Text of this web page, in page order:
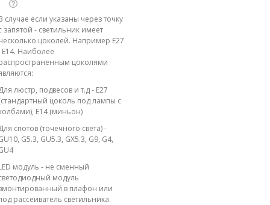
случае если указаны через точку
запятой - светильник имеет
цоколей. Например E27
E14. Наиболее
цоколями
люстр, подвесов и т.д - E27
цоколь под лампы с
E14 (миньон)
спотов (точечного света) -
G5.3, GU5.3, GX5.3, G9, G4,
модуль - не сменный
модуль
в плафон или
рассеиватель светильника.